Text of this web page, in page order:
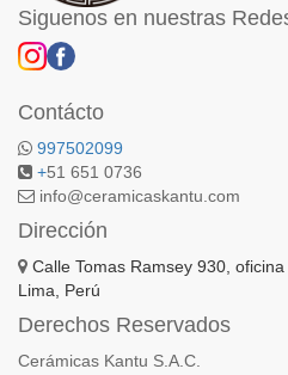
Siguenos en nuestras
Contácto
997502099
+51 651 0736
info@ceramicaskantu.com
Dirección
Calle Tomas Ramsey 930,
Lima, Perú
Derechos Reservados
Cerámicas Kantu S.A.C.